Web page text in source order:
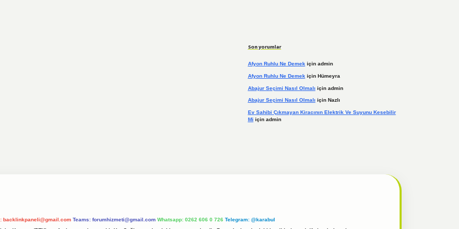
Son yorumlar
Afyon Ruhlu Ne Demekiçin admin
Afyon Ruhlu Ne Demek için Hümeyra
Abajur Seçimi Nasıl Olmalı için admin
Abajur Seçimi Nasıl Olmalı için Nazlı
Ev Sahibi Çıkmayan Kiracının Elektrik Ve Suyunu Kesebilir
Mi için admin
backlinkpaneli@gmail.com Teams: forumhizmeti@gmail.com Whatsapp: 0262 606 0 726 Telegram: @karabul